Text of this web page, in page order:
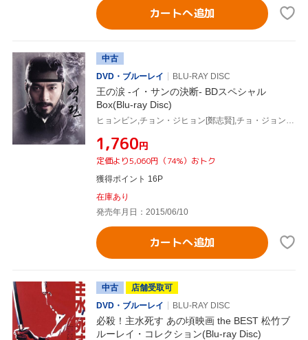
カートへ追加
中古
DVD・ブルーレイ
BLU-RAY DISC
王の涙 -イ・サンの決断- BDスペシャル
Box(Blu-ray Disc)
¥1,760円
定価より5,060円（74%）おトク
獲得ポイント 16P
在庫あり
発売年月日：2015/06/10
カートへ追加
中古
店舗受取可
DVD・ブルーレイ
BLU-RAY DISC
必殺！主水死す あの頃映画 the BEST 松竹ブ
ルーレイ・コレクション(Blu-ray Disc)